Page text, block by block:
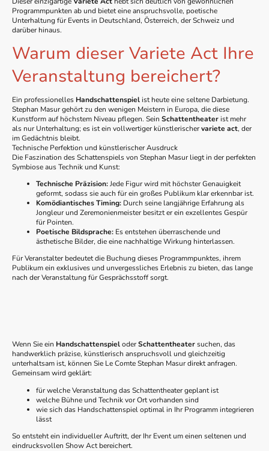
Programmpunkten ab und bietet eine anspruchsvolle, poetische
Unterhaltung für Events in Deutschland, Österreich, der Schweiz und
darüber hinaus.
Warum dieser Variete Act Ihre
Veranstaltung bereichert?
Ein professionelles Handschattenspielist heute eine seltene Darbietung.
Stephan Masur gehört zu den wenigen Meistern in Europa, die diese
Kunstform auf höchstem Niveau pflegen. Sein Schattentheaterist mehr
als nur Unterhaltung; es ist ein vollwertiger künstlerischervariete act, der
im Gedächtnis bleibt.
Technische Perfektion und künstlerischer Ausdruck
Die Faszination des Schattenspiels von Stephan Masur liegt in der perfekten
Symbiose aus Technik und Kunst:
Technische Präzision:Jede Figur wird mit höchster Genauigkeit
geformt, sodass sie auch für ein großes Publikum klar erkennbar ist.
Komödiantisches Timing: Durch seine langjährige Erfahrung als
Jongleurund Zeremonienmeisterbesitzt er ein exzellentes Gespür
für Pointen.
Poetische Bildsprache: Es entstehen überraschende und
ästhetische Bilder, die eine nachhaltige Wirkung hinterlassen.
Für Veranstalter bedeutet die Buchung dieses Programmpunktes, ihrem
Publikum ein exklusives und unvergessliches Erlebnis zu bieten, das lange
nach der Veranstaltung für Gesprächsstoff sorgt.
Wenn Sie ein HandschattenspieloderSchattentheatersuchen, das
handwerklich präzise, künstlerisch anspruchsvoll und gleichzeitig
unterhaltsam ist, können Sie Le Comte Stephan Masur direkt anfragen.
Gemeinsam wird geklärt:
für welche Veranstaltung das Schattentheater geplant ist
welche Bühne und Technik vor Ort vorhanden sind
wie sich das Handschattenspiel optimal in Ihr Programm integrieren
lässt
So entsteht ein individueller Auftritt, der Ihr Event um einen seltenen und
eindrucksvollen Show Act bereichert.